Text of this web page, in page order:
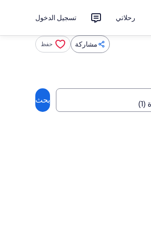
رحلاتي تسجيل الدخول
مشاركة حفظ
بحث